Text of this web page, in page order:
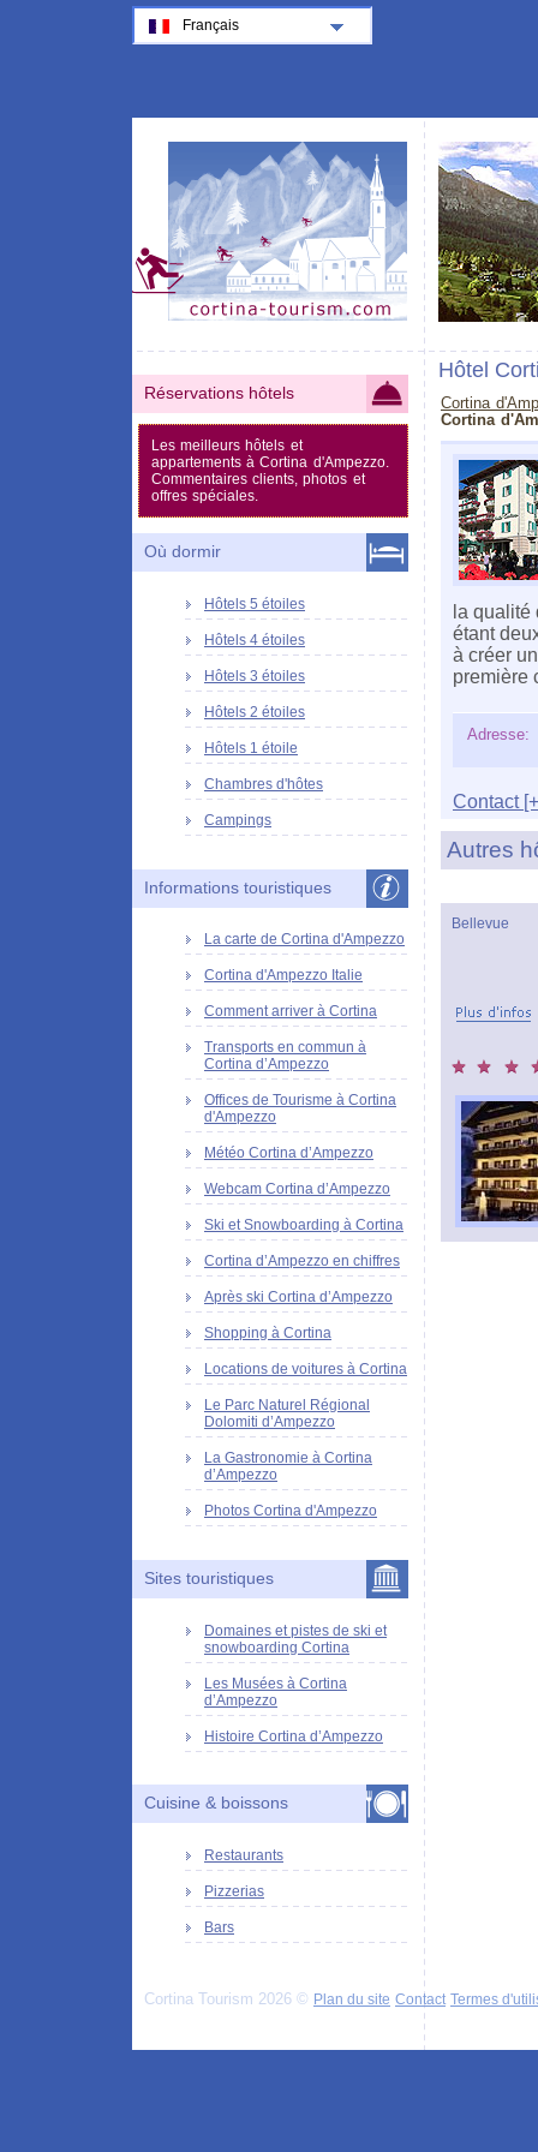
Hôtel
Cortina
Cortina
la qualité
étant
à créer
première
Adresse:
Contact
Autres
Bellevue
Réservations hôtels
Les meilleurs hôtels et
appartements à Cortina d'Ampezzo.
Commentaires clients, photos et
offres spéciales.
Où dormir
Hôtels 5 étoiles
Hôtels 4 étoiles
Hôtels 3 étoiles
Hôtels 2 étoiles
Hôtels 1 étoile
Chambres d'hôtes
Campings
Informations touristiques
La carte de Cortina d'Ampezzo
Cortina d'Ampezzo Italie
Comment arriver à Cortina
Transports en commun à
Cortina d’Ampezzo
Offices de Tourisme à Cortina
d'Ampezzo
Météo Cortina d’Ampezzo
Webcam Cortina d’Ampezzo
Ski et Snowboarding à Cortina
Cortina d’Ampezzo en chiffres
Après ski Cortina d’Ampezzo
Shopping à Cortina
Locations de voitures à Cortina
Le Parc Naturel Régional
Dolomiti d’Ampezzo
La Gastronomie à Cortina
d’Ampezzo
Photos Cortina d'Ampezzo
Sites touristiques
Domaines et pistes de ski et
snowboarding Cortina
Les Musées à Cortina
d’Ampezzo
Histoire Cortina d’Ampezzo
Cuisine & boissons
Restaurants
Pizzerias
Bars
Cortina Tourism 2026 © Plan du site Contact Termes
Français